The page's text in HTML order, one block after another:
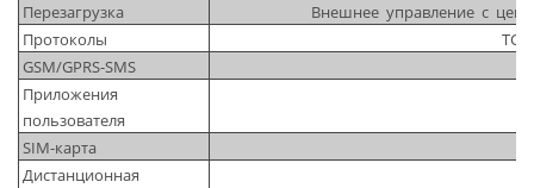
Перезагрузка
Внешнее управление с
Протоколы
GSM/GPRS-SMS
Приложения
пользователя
SIM-карта
Дистанционная